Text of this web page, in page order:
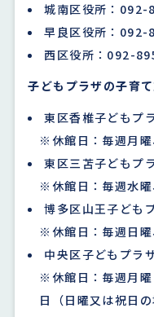
城南区役所：
早良区役所：
西区役所：092-
子どもプラザの子育
東区香椎子ども
※休館日：毎週月
東区三苫子ども
※休館日：毎週水
博多区山王子ど
※休館日：毎週日
中央区子どもプ
※休館日：毎週月
日（日曜又は祝日